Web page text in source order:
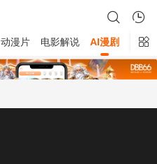
动漫片 电影解说 AI漫剧 留言